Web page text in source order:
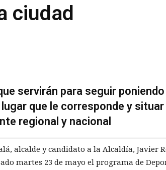
ciudad
servirán para seguir poniendo
que le corresponde y situar
regional y nacional
alcalde y candidato a la Alcaldía, Javier
martes 23 de mayo el programa de